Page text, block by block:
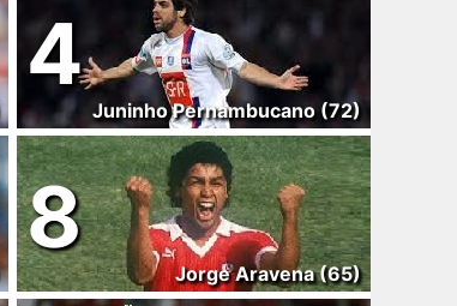
4
Juninho Pernambucano (72)
8
Jorge Aravena (65)